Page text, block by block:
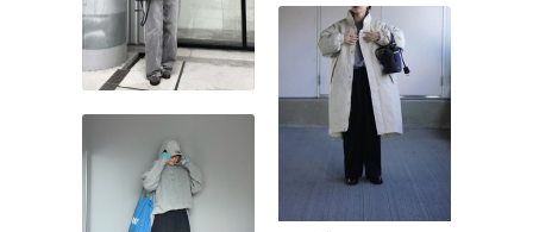
相性もよく使いやすいです
よ。
に重ねるだけでおしゃれを
アップデートできますよ。
お出かけコーデのプラスワ
ンとしてもイチ押しのアイ
テムです。